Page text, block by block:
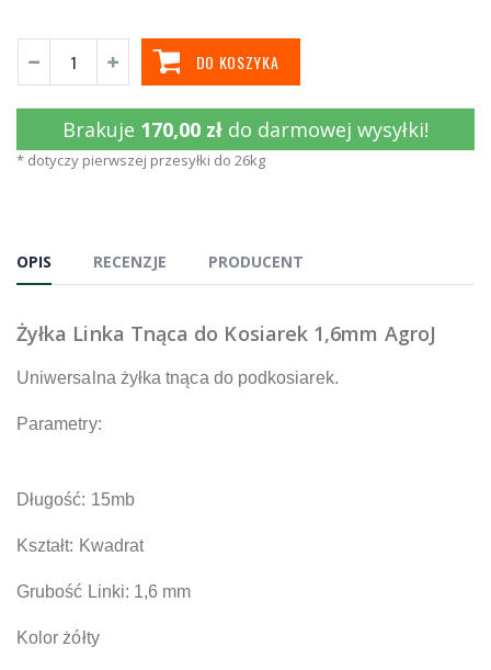
DO KOSZYKA
Brakuje 170,00 zł do darmowej wysyłki!
* dotyczy pierwszej przesyłki do 26kg
OPIS RECENZJE PRODUCENT
Żyłka Linka Tnąca do Kosiarek 1,6mm AgroJ
Uniwersalna żyłka tnąca do podkosiarek.
Parametry:
Długość: 15mb
Kształt: Kwadrat
Grubość Linki: 1,6 mm
Kolor żółty